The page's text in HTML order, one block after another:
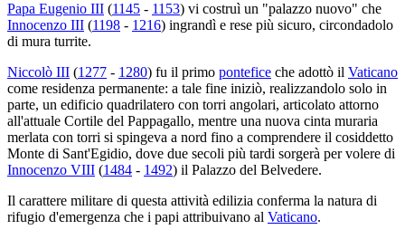
Papa Eugenio III (1145 - 1153) vi costruì un "palazzo nuovo" che
Innocenzo III (1198 - 1216) ingrandì e rese più sicuro, circondadolo
di mura turrite.
Niccolò III (1277 - 1280) fu il primo pontefice che adottò il Vaticano
come residenza permanente: a tale fine iniziò, realizzandolo solo in
parte, un edificio quadrilatero con torri angolari, articolato attorno
all'attuale Cortile del Pappagallo, mentre una nuova cinta muraria
merlata con torri si spingeva a nord fino a comprendere il cosiddetto
Monte di Sant'Egidio, dove due secoli più tardi sorgerà per volere di
Innocenzo VIII (1484 - 1492) il Palazzo del Belvedere.
Il carattere militare di questa attività edilizia conferma la natura di
rifugio d'emergenza che i papi attribuivano al Vaticano.